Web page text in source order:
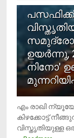
ഉയര്‍ന്നു,
നിനോ'
എം രാഖി
കിഴക്കോട്ട്
വിസ്തൃതിയുള്ള